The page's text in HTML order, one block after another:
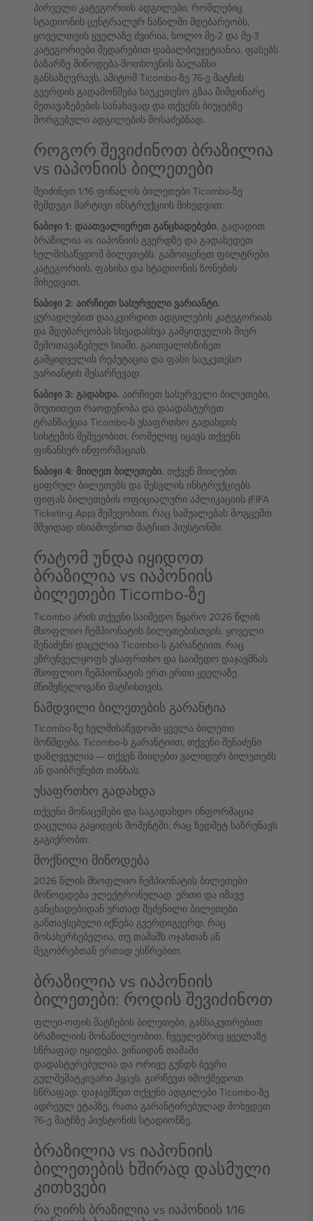
პირველი კატეგორიის ადგილები, რომლებიც
სტადიონის ცენტრალურ ნაწილში მდებარეობს,
ყოველთვის ყველაზე ძვირია, ხოლო მე-2 და მე-3
კატეგორიები შედარებით დაბალბიუჯეტიანია. ფასებს
ბაზარზე მიწოდება-მოთხოვნის ბალანსი
განსაზღვრავს, ამიტომ Ticombo-ზე 76-ე მატჩის
გვერდის გადამოწმება საუკეთესო გზაა მიმდინარე
შეთავაზებების სანახავად და თქვენს ბიუჯეტზე
მორგებული ადგილების მოსაძებნად.
როგორ შევიძინოთ ბრაზილია
vs იაპონიის ბილეთები
შეიძინეთ 1/16 ფინალის ბილეთები Ticombo-ზე
შემდეგი მარტივი ინსტრუქციის მიხედვით:
ნაბიჯი 1: დაათვალიერეთ განცხადებები. გადადით
ბრაზილია vs იაპონიის გვერდზე და გადახედეთ
ხელმისაწვდომ ბილეთებს. გამოიყენეთ ფილტრები
კატეგორიის, ფასისა და სტადიონის ზონების
მიხედვით.
ნაბიჯი 2: აირჩიეთ სასურველი ვარიანტი.
ყურადღებით დააკვირდით ადგილების კატეგორიას
და მდებარეობას სხვადასხვა გამყიდველის მიერ
შემოთავაზებულ სიაში. გაითვალისწინეთ
გამყიდველის რეპუტაცია და ფასი საუკეთესო
ვარიანტის შესარჩევად.
ნაბიჯი 3: გადახდა. აირჩიეთ სასურველი ბილეთები,
მიუთითეთ რაოდენობა და დაადასტურეთ
ტრანზაქცია Ticombo-ს უსაფრთხო გადახდის
სისტემის მეშვეობით, რომელიც იცავს თქვენს
ფინანსურ ინფორმაციას.
ნაბიჯი 4: მიიღეთ ბილეთები. თქვენ მიიღებთ
ციფრულ ბილეთებს და შესვლის ინსტრუქციებს
ფიფას ბილეთების ოფიციალური აპლიკაციის (FIFA
Ticketing App) მეშვეობით, რაც საშუალებას მოგცემთ
მშვიდად ისიამოვნოთ მატჩით ჰიუსტონში.
რატომ უნდა იყიდოთ
ბრაზილია vs იაპონიის
ბილეთები Ticombo-ზე
Ticombo არის თქვენი საიმედო წყარო 2026 წლის
მსოფლიო ჩემპიონატის ბილეთებისთვის. ყოველი
შენაძენი დაცულია Ticombo-ს გარანტიით, რაც
უზრუნველყოფს უსაფრთხო და საიმედო დაჯავშნას
მსოფლიო ჩემპიონატის ერთ-ერთი ყველაზე
მნიშვნელოვანი მატჩისთვის.
ნამდვილი ბილეთების გარანტია
Ticombo-ზე ხელმისაწვდომი ყველა ბილეთი
მოწმდება. Ticombo-ს გარანტიით, თქვენი შენაძენი
დაზღვეულია — თქვენ მიიღებთ ვალიდურ ბილეთებს
ან დაიბრუნებთ თანხას.
უსაფრთხო გადახდა
თქვენი მონაცემები და საგადახდო ინფორმაცია
დაცულია გაყიდვის მომენტში, რაც ზედმეტ საზრუნავს
გაგიქრობთ.
მოქნილი მიწოდება
2026 წლის მსოფლიო ჩემპიონატის ბილეთები
მოწოდდება ელექტრონულად. ერთი და იმავე
განცხადებიდან ერთად შეძენილი ბილეთები
განთავსებული იქნება გვერდიგვერდ, რაც
მოსახერხებელია, თუ თამაშს ოჯახთან ან
მეგობრებთან ერთად ესწრებით.
ბრაზილია vs იაპონიის
ბილეთები: როდის შევიძინოთ
ფლეი-ოფის მატჩების ბილეთები, განსაკუთრებით
ბრაზილიის მონაწილეობით, ჩვეულებრივ ყველაზე
სწრაფად იყიდება. ვინაიდან თამაში
დადასტურებულია და ორივე გუნდს ბევრი
გულშემატკივარი ჰყავს, გირჩევთ იმოქმედოთ
სწრაფად. დაჯავშნეთ თქვენი ადგილები Ticombo-ზე
ადრეულ ეტაპზე, რათა გარანტირებულად მოხვდეთ
76-ე მატჩზე ჰიუსტონის სტადიონზე.
ბრაზილია vs იაპონიის
ბილეთების ხშირად დასმული
კითხვები
რა ღირს ბრაზილია vs იაპონიის 1/16